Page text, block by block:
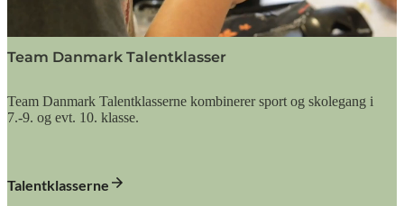
Team Danmark Talentklasser
Team Danmark Talentklasserne kombinerer sport og skolegang i
7.-9. og evt. 10. klasse.
Talentklasserne